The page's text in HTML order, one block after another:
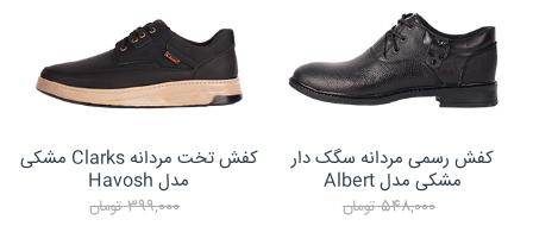
کفش رسمی مردانه سگک دار
مشکی مدل Albert
548,000 تومان
کفش تخت مردانه Clarks مشکی
مدل Havosh
399,000 تومان